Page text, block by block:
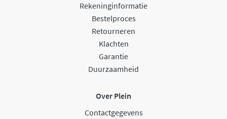
Rekeninginformatie
Bestelproces
Retourneren
Klachten
Garantie
Duurzaamheid
Over Plein
Contactgegevens